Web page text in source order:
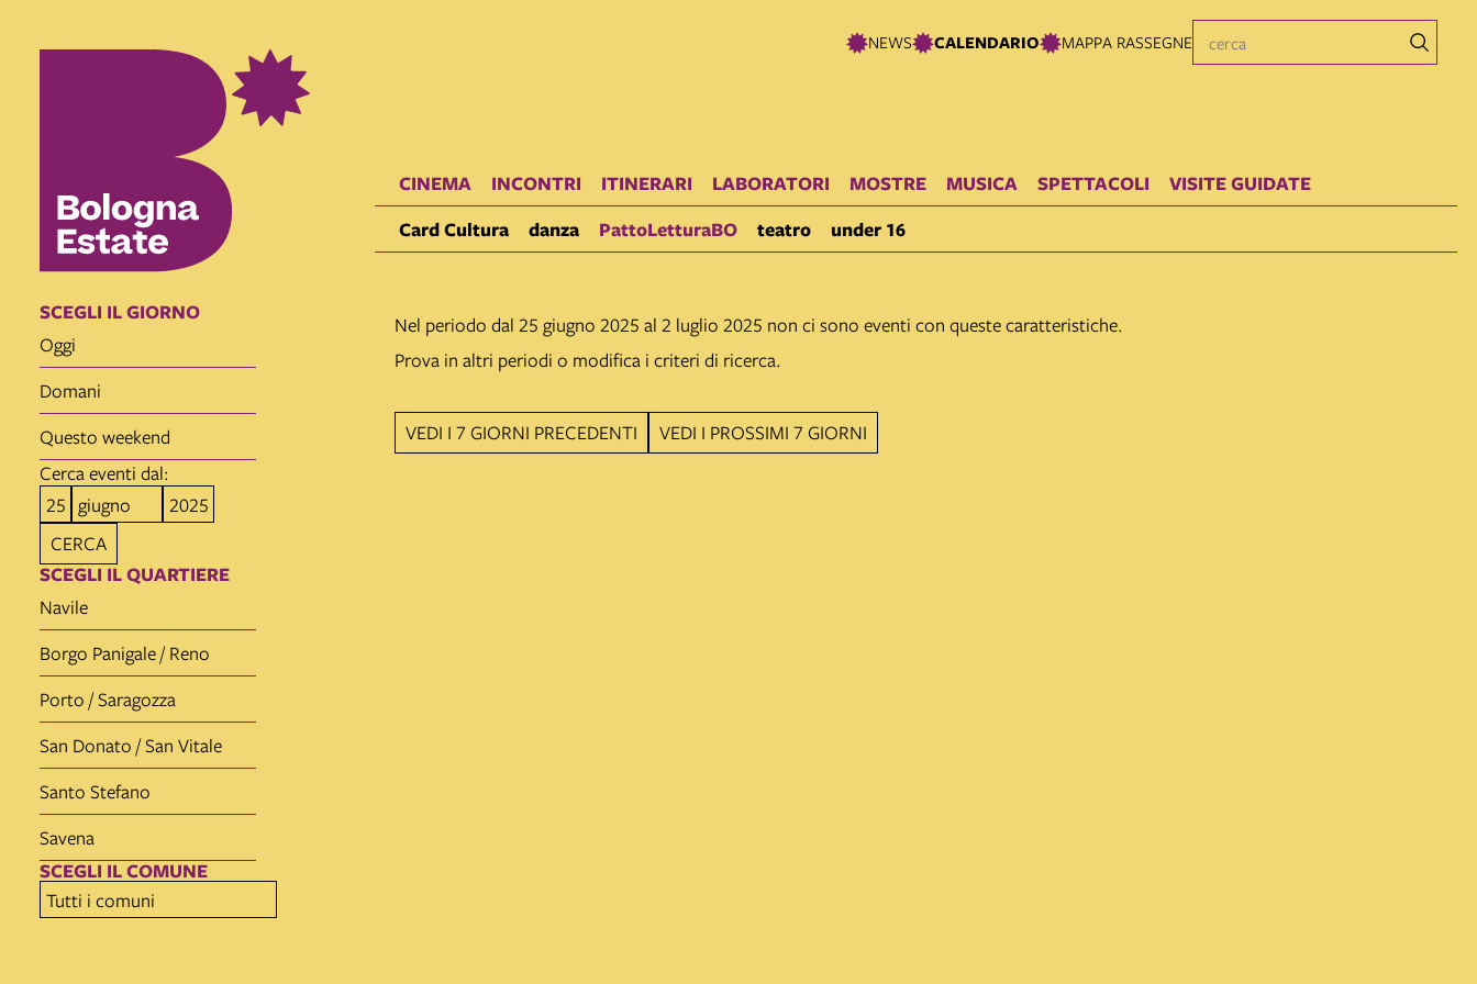
NEWS CALENDARIO MAPPA RASSEGNE
SCEGLI IL GIORNO
oggi
domani
questo weekend
Cerca eventi dal:
CERCA
SCEGLI IL COMUNE
SCEGLI IL QUARTIERE
Navile
Borgo Panigale / Reno
Porto / Saragozza
San Donato / San Vitale
Santo Stefano
Savena
CINEMA INCONTRI ITINERARI LABORATORI MOSTRE MUSICA SPETTACOLI
VISITE GUIDATE
Card Cultura
danza PattoLetturaBO teatro under 16
Nel periodo dal 25 giugno 2025 al 2 luglio 2025 non ci sono eventi con queste caratteristiche.
Prova in altri periodi o modifica i criteri di ricerca.
VEDI I 7 GIORNI PRECEDENTI VEDI I PROSSIMI 7 GIORNI